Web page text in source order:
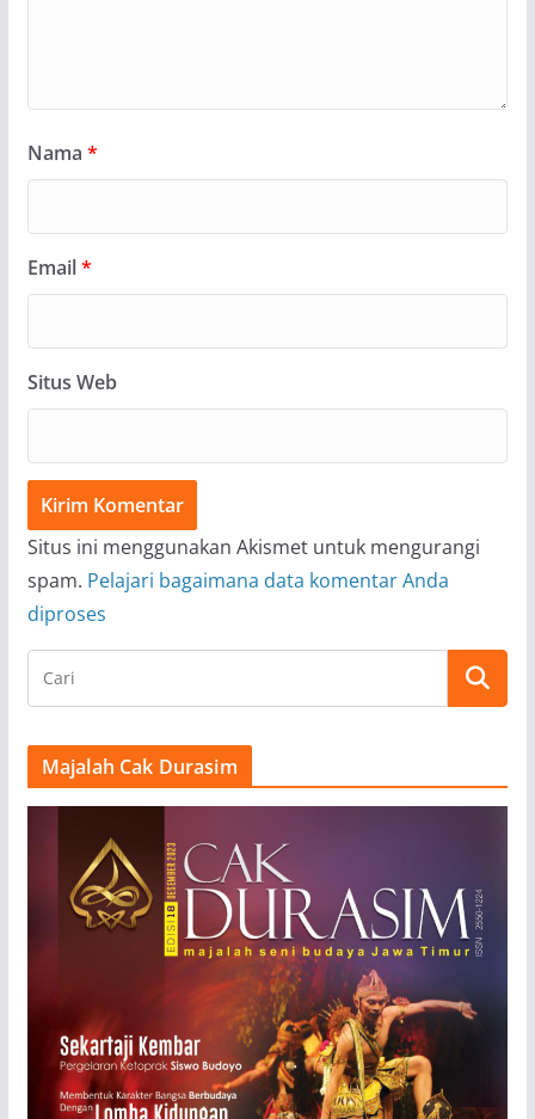
Nama *
Email*
Situs Web
Situs ini menggunakan Akismet untuk mengurangi
spam. Pelajari bagaimana data komentar Anda
diproses
Majalah Cak Durasim